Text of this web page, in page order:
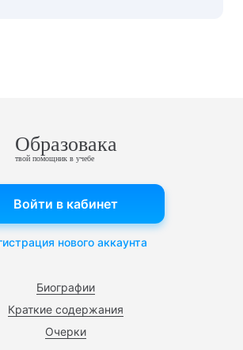
Образовака
твой помощник в учебе
Биографии
Краткие содержания
Очерки
Войти в кабинет
нового аккаунта